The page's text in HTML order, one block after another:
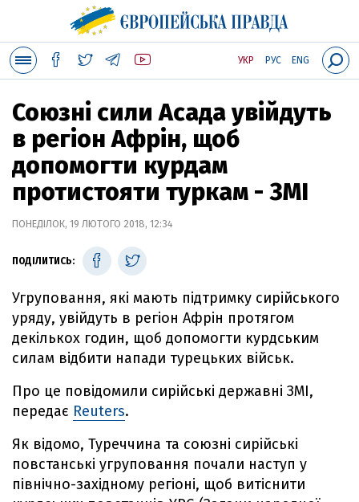
УКР РУС ENG
Союзні сили Асада увійдуть
в регіон Афрін, щоб
допомогти курдам
протистояти туркам - ЗМІ
ПОНЕДІЛОК, 19 ЛЮТОГО 2018, 12:34
ПОДІЛИТИСЬ:
Угруповання, які мають підтримку сирійського
уряду, увійдуть в регіон Афрін протягом
декількох годин, щоб допомогти курдським
силам відбити напади турецьких військ.
Про це повідомили сирійські державні ЗМІ,
передає Reuters.
Як відомо, Туреччина та союзні сирійські
повстанські угруповання почали наступ у
північно-західному регіоні, щоб витіснити